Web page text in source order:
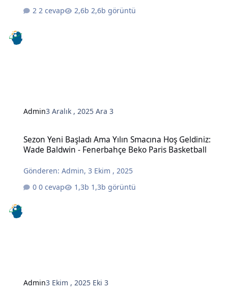
2 cevap
2,6b görüntü
Admin3 Aralık , 2025Ara 3
Sezon Yeni Başladı Ama Yılın Smacına Hoş Geldiniz:
Wade Baldwin - Fenerbahçe Beko Paris Basketball
Gönderen:Admin,3 Ekim , 2025
0 cevap
1,3b görüntü
Admin3 Ekim , 2025 Eki 3